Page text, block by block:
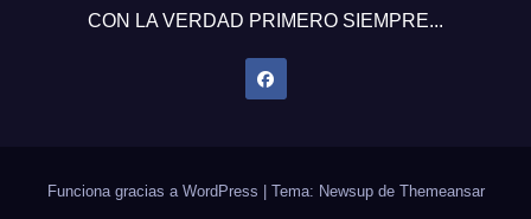
CON LA VERDAD PRIMERO SIEMPRE...
Funciona gracias a WordPress Tema: Newsup de Themeansar